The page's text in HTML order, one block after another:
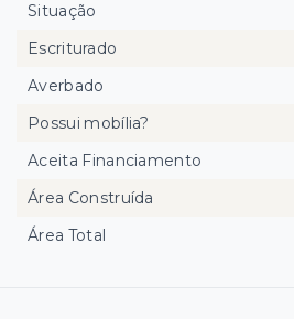
Situação
Escriturado
Averbado
Possui mobília?
Aceita Financiamento
Área Construída
Área Total